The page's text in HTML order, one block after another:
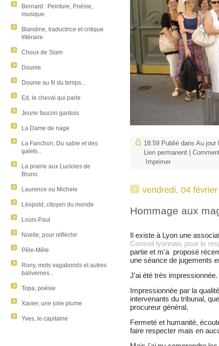
Bernard : Peinture, Poésie,
musique.
Blandine, traductrice et critique
littéraire
Choux de Siam
Doume
Doume au fil du temps...
Ed, le cheval qui parle
Jeune faucon gardois
La Dame de nage
La Fanchon, Du sable et des
galets...
La prairie aux Lucioles de
Bruno
Laurence ou Michele
Léopold, citoyen du monde
Louis-Paul
Noelle, pour réfléchir
Pêle-Mêle
Rony, mots vagabonds et autres
balivernes...
Topa, poésie
Xavier, une jolie plume
Yves, le capitaine
18:59 Publié dans Au jour
Lien permanent
Imprimer
vendredi, 04
Hommage aux
Il existe à Lyon une
Conseil lyonnais pour le
partie et m'a proposé
une séance de jugements
J'ai été très impressionnée.
Impressionnée par la
intervenants du tribunal,
procureur général.
Fermeté et humanité,
faire respecter mais en